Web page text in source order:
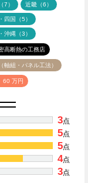
7） 近畿（6）
四国（5）
沖縄（3）
高断熱の工務店
軸組・パネル工法）
60 万円
3点
5点
5点
4点
3点